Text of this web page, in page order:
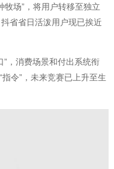
场”，将用户转移至独立
省省日活泼用户现已挨近
，消费场景和付出系统衔
令”，未来竞赛已上升至生